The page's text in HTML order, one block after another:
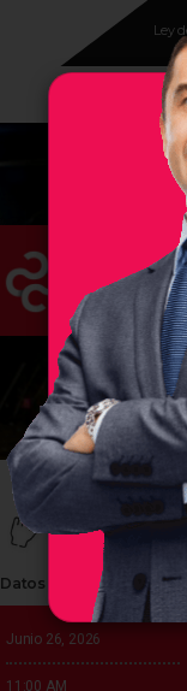
Ley
En la
región,
Datos claves del evento
Junio 26, 2026
11:00 AM